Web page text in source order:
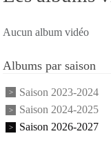
Aucun album vidéo
Albums par saison
Saison 2023-2024
Saison 2024-2025
Saison 2026-2027